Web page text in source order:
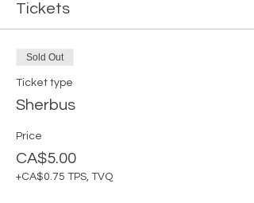
Tickets
Sold Out
Ticket type
Sherbus
Price
CA$5.00
+CA$0.75 TPS, TVQ